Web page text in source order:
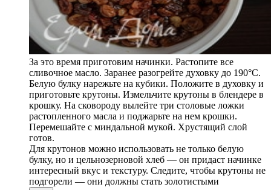
За это время приготовим начинки. Растопите все
сливочное масло. Заранее разогрейте духовку до 190°C.
Белую булку нарежьте на кубики. Положите в духовку и
приготовьте крутоны. Измельчите крутоны в блендере в
крошку. На сковороду вылейте три столовые ложки
растопленного масла и поджарьте на нем крошки.
Перемешайте с миндальной мукой. Хрустящий слой
готов.
Для крутонов можно использовать не только белую
булку, но и цельнозерновой хлеб — он придаст начинке
интересный вкус и текстуру. Следите, чтобы крутоны не
подгорели — они должны стать золотистыми